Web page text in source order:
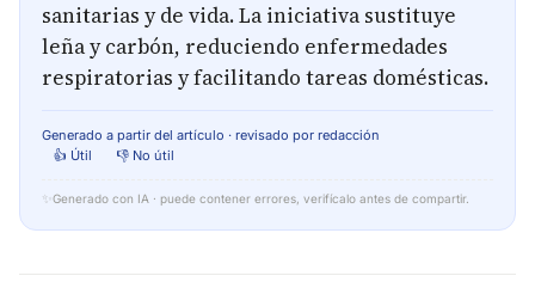
sanitarias y de vida. La iniciativa sustituye
leña y carbón, reduciendo enfermedades
respiratorias y facilitando tareas domésticas.
Generado a partir del artículo · revisado por redacción
👍 Útil
👎 No útil
✨ Generado con IA · puede contener errores, verifícalo antes de compartir.